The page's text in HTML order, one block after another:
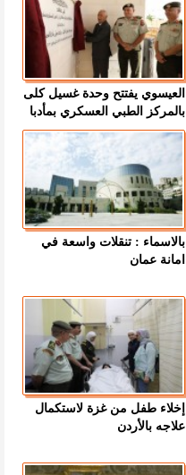
العيسوي يفتتح وحدة غسيل كلى
بالمركز الطبي العسكري بمأدبا
بالاسماء : تنقلات واسعة في
امانة عمان
إخلاء طفل من غزة لاستكمال
علاجه بالأردن